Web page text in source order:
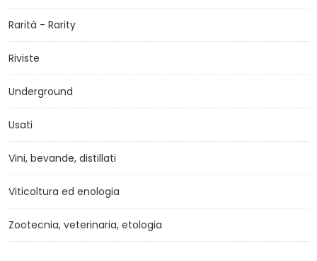
Rarità - Rarity
Riviste
Underground
Usati
Vini, bevande, distillati
Viticoltura ed enologia
Zootecnia, veterinaria, etologia